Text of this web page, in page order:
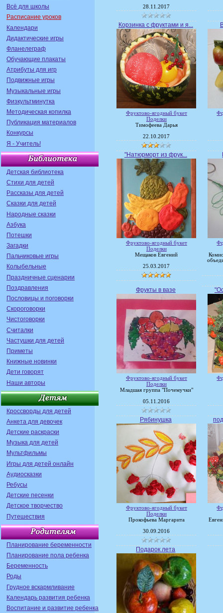
Всё для школы
Расписание уроков
Календари
Дидактические игры
Фланелеграф
Обучающие плакаты
Атрибуты для игр
Подвижные игры
Музыкальные игры
Физкультминутка
Методическая копилка
Публикация материалов
Конкурсы
Я - Учитель!
Детская библиотека
Стихи для детей
Рассказы для детей
Сказки для детей
Народные сказки
Азбука
Потешки
Загадки
Пальчиковые игры
Колыбельные
Праздничные сценарии
Поздравления
Пословицы и поговорки
Скороговорки
Чистоговорки
Считалки
Частушки для детей
Приметы
Книжные новинки
Дети говорят
Наши авторы
Кроссворды для детей
Анкета для девочек
Детские раскраски
Музыка для детей
Мультфильмы
Игры для детей онлайн
Аудиосказки
Ребусы
Детские песенки
Детское творчество
Путешествия
Планирование беременности
Планирование пола ребенка
Беременность
Роды
Грудное вскармливание
Календарь развития ребенка
Воспитание и развитие ребенка
28.11.2017
Корзинка с фруктами и я...
Фруктово-ягодный букет
Поделки
Тимофеева Дарья
22.10.2017
"Натюрморт из фрук...
Фруктово-ягодный букет
Поделки
Мещаков Евгений
25.03.2017
Фрукты в вазе
Фруктово-ягодный букет
Поделки
Младшая группа "Почемучки"
05.11.2016
Рябинушка
Фруктово-ягодный букет
Поделки
Прокофьева Маргарита
30.09.2016
Подарок лета